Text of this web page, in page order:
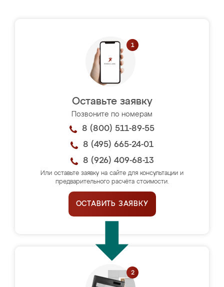
Оставьте заявку
Позвоните по номерам
8 (800) 511-89-55
8 (495) 665-24-01
8 (926) 409-68-13
Или оставьте заявку на сайте для консультации и
предварительного расчёта стоимости.
ОСТАВИТЬ ЗАЯВКУ